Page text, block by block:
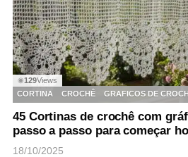
◉129Views
CORTINA
CROCHÊ GRAFICOS DE
45 Cortinas de crochê com
passo a passo para começar
18/10/2025